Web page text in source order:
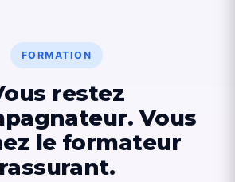
FORMATION
restez
Vous
le formateur
rassurant.